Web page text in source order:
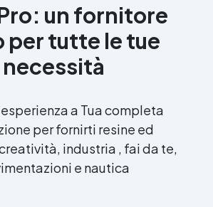
un fornitore
per tutte le tue
necessità
esperienza a Tua completa
per fornirti resine ed
industria , fai da te,
e nautica